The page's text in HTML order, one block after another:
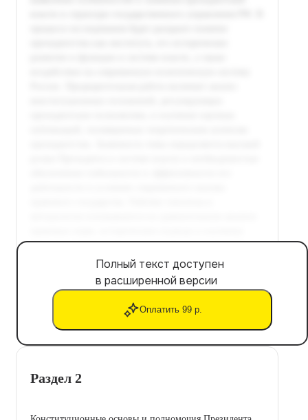
Полный текст доступен
в расширенной версии
Оплатить 99 р.
Раздел 2